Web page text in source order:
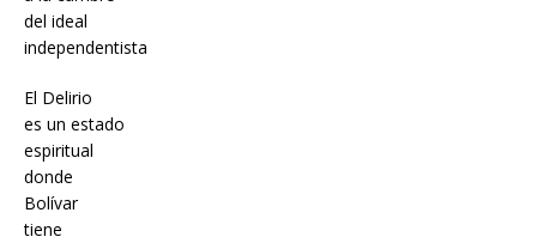
del ideal
independentista
El Delirio
es un estado
espiritual
donde
Bolívar
tiene